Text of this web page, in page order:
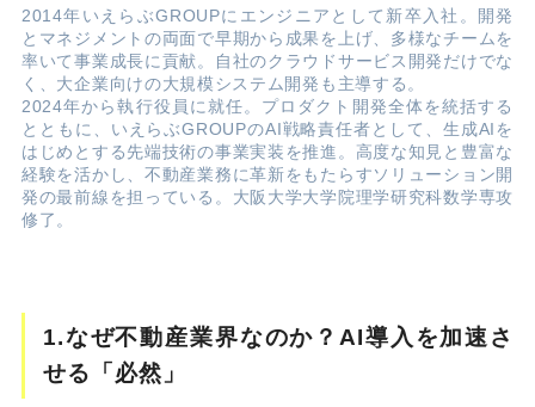
2014年いえらぶGROUPにエンジニアとして新卒入社。開発
とマネジメントの両面で早期から成果を上げ、多様なチームを
率いて事業成長に貢献。自社のクラウドサービス開発だけでな
く、大企業向けの大規模システム開発も主導する。
2024年から執行役員に就任。プロダクト開発全体を統括する
とともに、いえらぶGROUPのAI戦略責任者として、生成AIを
はじめとする先端技術の事業実装を推進。高度な知見と豊富な
経験を活かし、不動産業務に革新をもたらすソリューション開
発の最前線を担っている。大阪大学大学院理学研究科数学専攻
修了。
1.なぜ不動産業界なのか？AI導入を加速さ
せる「必然」